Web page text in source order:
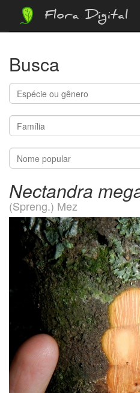
Flora Digital
Busca
Nectandra
(Spreng.) Mez